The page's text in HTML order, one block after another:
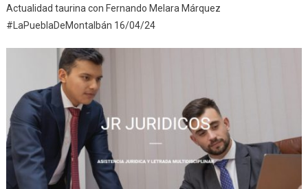
Actualidad taurina con Fernando Melara Márquez
#LaPueblaDeMontalbán 16/04/24